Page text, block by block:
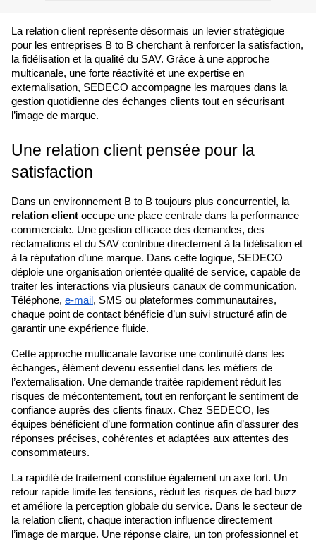
La relation client représente désormais un levier stratégique
pour les entreprises B to B cherchant à renforcer la satisfaction,
la fidélisation et la qualité du SAV. Grâce à une approche
multicanale, une forte réactivité et une expertise en
externalisation, SEDECO accompagne les marques dans la
gestion quotidienne des échanges clients tout en sécurisant
l’image de marque.
Une relation client pensée pour la
satisfaction
relation client occupe une place centrale dans la performance
commerciale. Une gestion efficace des demandes, des
réclamations et du SAV contribue directement à la fidélisation et
à la réputation d’une marque. Dans cette logique, SEDECO
déploie une organisation orientée qualité de service, capable de
traiter les interactions via plusieurs canaux de communication.
Téléphone, e-mail , SMS ou plateformes communautaires,
chaque point de contact bénéficie d’un suivi structuré afin de
garantir une expérience fluide.
Cette approche multicanale favorise une continuité dans les
échanges, élément devenu essentiel dans les métiers de
l’externalisation. Une demande traitée rapidement réduit les
risques de mécontentement, tout en renforçant le sentiment de
confiance auprès des clients finaux. Chez SEDECO, les
équipes bénéficient d’une formation continue afin d’assurer des
réponses précises, cohérentes et adaptées aux attentes des
consommateurs.
La rapidité de traitement constitue également un axe fort. Un
retour rapide limite les tensions, réduit les risques de bad buzz
et améliore la perception globale du service. Dans le secteur de
la relation client, chaque interaction influence directement
l’image de marque. Une réponse claire, un ton professionnel et